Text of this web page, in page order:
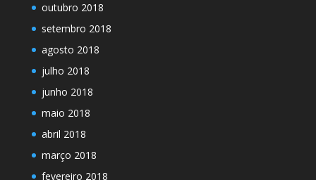
outubro 2018
setembro 2018
agosto 2018
julho 2018
junho 2018
maio 2018
abril 2018
março 2018
fevereiro 2018